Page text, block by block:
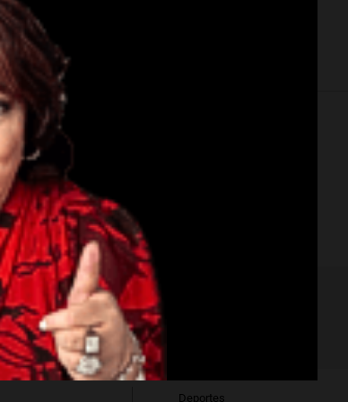
Deportes